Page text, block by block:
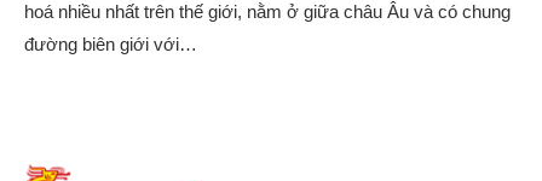
hoá nhiều nhất trên thế giới, nằm ở giữa châu Âu và có chung
đường biên giới với…